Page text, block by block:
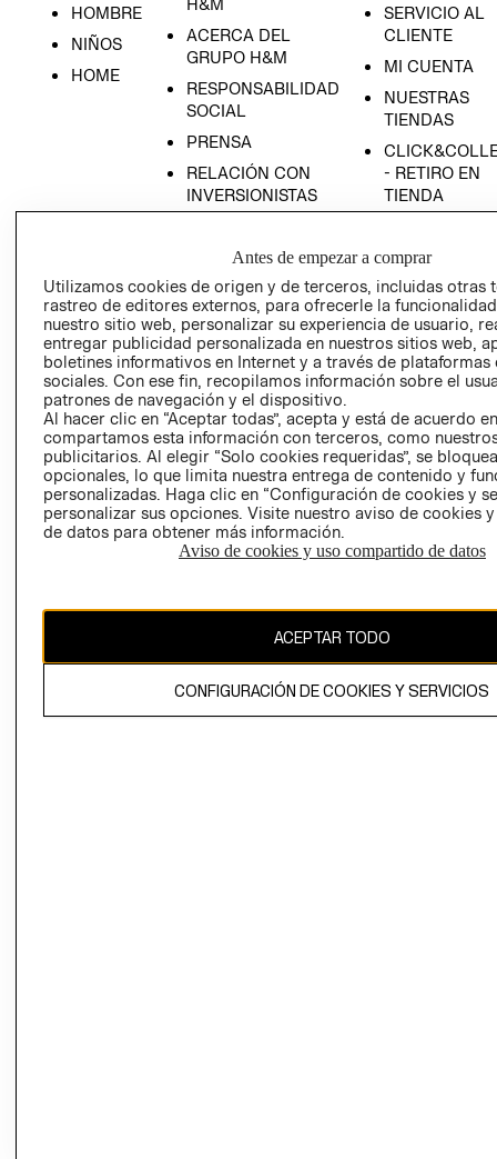
HOMBRE
NIÑOS
HOME
H&M
ACERCA DEL
GRUPO H&M
RESPONSABILIDAD
SOCIAL
PRENSA
RELACIÓN CON
INVERSIONISTAS
EMPRESARIAL
SERVICIO AL
CLIENTE
MI CUENTA
NUESTRAS
TIENDAS
- RETIRO EN
TIENDA
AVISO DE
PRIVACIDAD
GIFT CARD
AVISO DE
COOKIES
Uruguay ($U)
El contenido de esta página web está protegido por copyright y es
propiedad de H&M Hennes & Mauritz AB.
Antes de empezar a comprar
Utilizamos cookies de origen y de terceros, incluidas otras
rastreo de editores externos, para ofrecerle la
nuestro sitio web, personalizar su experiencia de usuario,
entregar publicidad personalizada en nuestros sitios web,
boletines informativos en Internet y a través de plataformas
sociales. Con ese fin, recopilamos información sobre el
patrones de navegación y el dispositivo.
Al hacer clic en “Aceptar todas”, acepta y está de acuerdo
compartamos esta información con terceros, como
publicitarios. Al elegir “Solo cookies requeridas”, se
opcionales, lo que limita nuestra entrega de contenido y
personalizadas. Haga clic en “Configuración de cookies y
personalizar sus opciones. Visite nuestro aviso de cookies
de datos para obtener más información.
Aviso de cookies y uso compartido de datos
ACEPTAR TODO
CONFIGURACIÓN DE COOKIES Y SERVICIOS